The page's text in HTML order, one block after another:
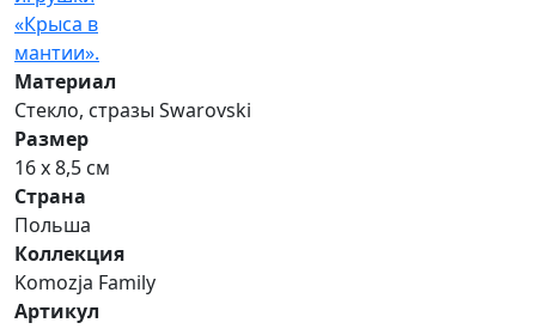
Материал
Стекло, стразы Swarovski
Размер
16 х 8,5 см
Страна
Польша
Коллекция
Komozja Family
Артикул